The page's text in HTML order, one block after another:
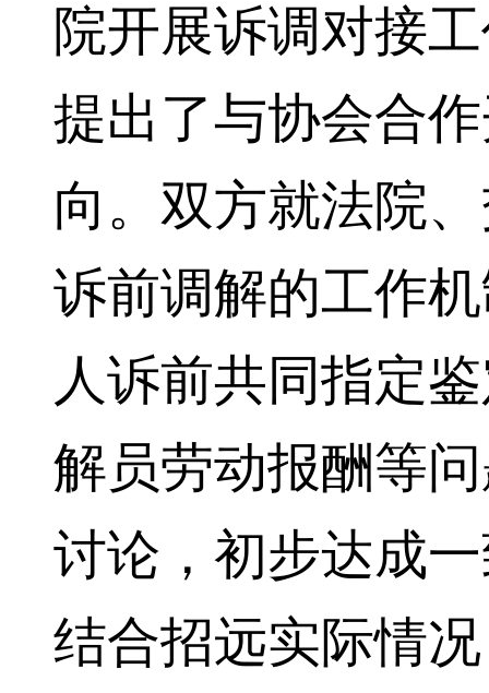
院开展诉调对接
提出了与协会合
向。双方就法院
诉前调解的工作
人诉前共同指定
解员劳动报酬等
讨论，初步达成
结合招远实际情